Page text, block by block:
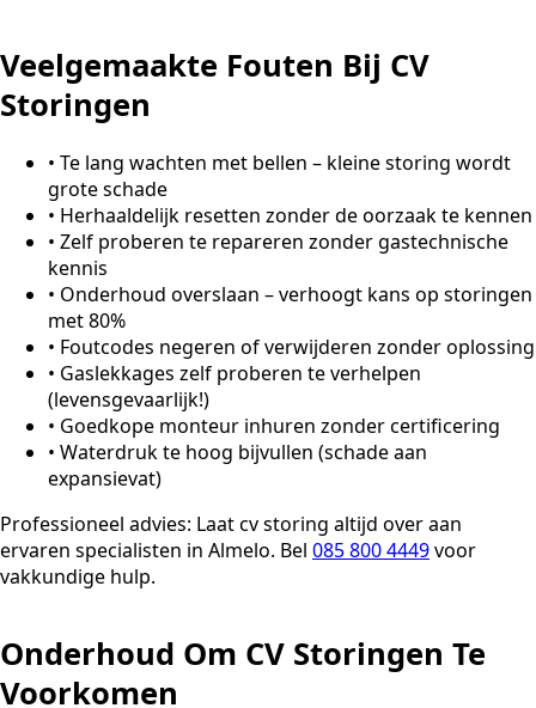
Veelgemaakte Fouten Bij CV
Storingen
• Te lang wachten met bellen – kleine storing wordt
grote schade
• Herhaaldelijk resetten zonder de oorzaak te kennen
• Zelf proberen te repareren zonder gastechnische
kennis
• Onderhoud overslaan – verhoogt kans op storingen
met 80%
• Foutcodes negeren of verwijderen zonder oplossing
• Gaslekkages zelf proberen te verhelpen
(levensgevaarlijk!)
• Goedkope monteur inhuren zonder certificering
• Waterdruk te hoog bijvullen (schade aan
expansievat)
Professioneel advies: Laat cv storing altijd over aan
ervaren specialisten in Almelo. Bel 085 800 4449voor
vakkundige hulp.
Onderhoud Om CV Storingen Te
Voorkomen